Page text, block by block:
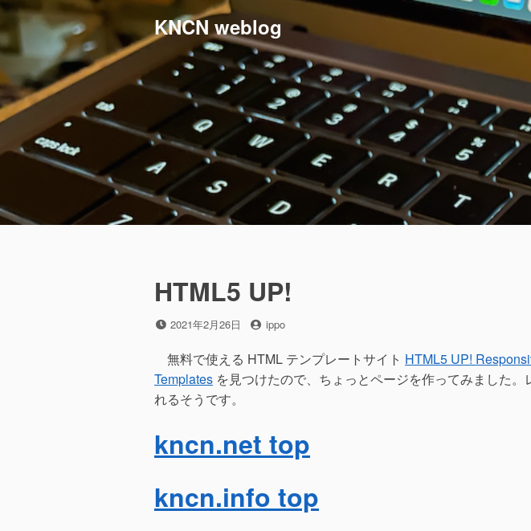
コ
ン
テ
ン
ツ
へ
キ
KNCN weblog
HTML5 UP!
投
日
2021年2月26日
投
者
ippo
無料で使える HTML テンプレートサイト HTML5 UP!
Templates を見つけたので、ちょっとページを作ってみました
れるそうです。
kncn.net top
kncn.info top